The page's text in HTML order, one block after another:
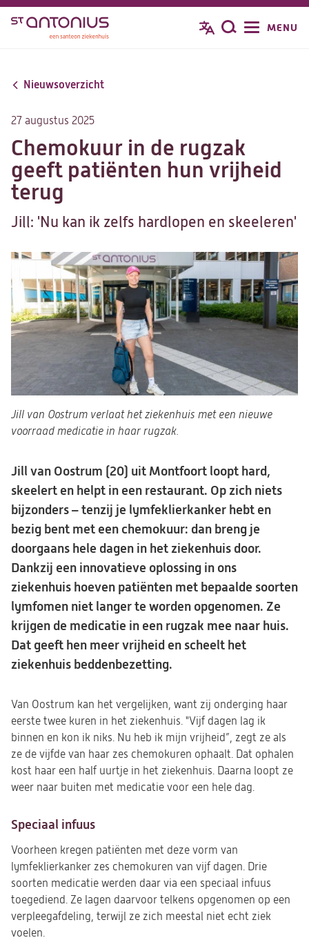
Overslaan
inhoud
Zoeken
MENU
Nieuwsoverzicht
27 augustus 2025
Chemokuur in de rugzak
geeft patiënten hun vrijheid
terug
Jill: 'Nu kan ik zelfs hardlopen en skeeleren'
Jill van Oostrum verlaat het ziekenhuis met een nieuwe
voorraad medicatie in haar rugzak.
Jill van Oostrum (20) uit Montfoort loopt hard,
skeelert en helpt in een restaurant. Op zich niets
bijzonders – tenzij je lymfeklierkanker hebt en
bezig bent met een chemokuur: dan breng je
doorgaans hele dagen in het ziekenhuis door.
Dankzij een innovatieve oplossing in ons
ziekenhuis hoeven patiënten met bepaalde soorten
lymfomen niet langer te worden opgenomen. Ze
krijgen de medicatie in een rugzak mee naar huis.
Dat geeft hen meer vrijheid en scheelt het
ziekenhuis beddenbezetting.
Van Oostrum kan het vergelijken, want zij onderging haar
eerste twee kuren in het ziekenhuis. "Vijf dagen lag ik
binnen en kon ik niks. Nu heb ik mijn vrijheid”, zegt ze als
ze de vijfde van haar zes chemokuren ophaalt. Dat ophalen
kost haar een half uurtje in het ziekenhuis. Daarna loopt ze
weer naar buiten met medicatie voor een hele dag.
Speciaal infuus
Voorheen kregen patiënten met deze vorm van
lymfeklierkanker zes chemokuren van vijf dagen. Drie
soorten medicatie werden daar via een speciaal infuus
toegediend. Ze lagen daarvoor telkens opgenomen op een
verpleegafdeling, terwijl ze zich meestal niet echt ziek
voelen.